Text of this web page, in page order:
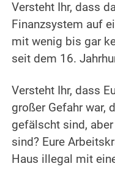
Versteht Ihr, dass
Finanzsystem auf
mit wenig bis gar
seit dem 16.
Versteht Ihr, dass
großer Gefahr war,
gefälscht sind,
sind? Eure
Haus illegal mit